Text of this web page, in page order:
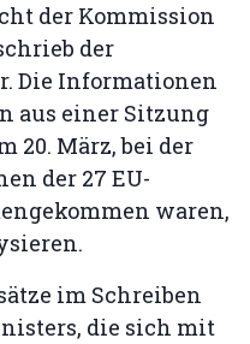
der Kommission
der
Die Informationen
aus einer Sitzung
20. März, bei der
der 27 EU-
waren,
im Schreiben
die sich mit